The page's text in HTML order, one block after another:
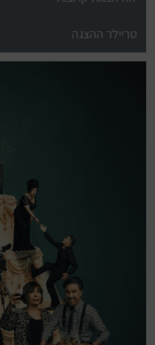
הופעות חיות
סרטים
טריילר ההצגה